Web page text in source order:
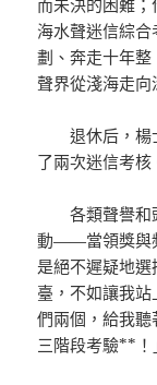
而未決的困難
海水聲迷信綜
劃、奔走十年
聲界從淺海走
退休后，楊
了兩次迷信考核
各類聲譽
動——當領獎與
是絕不遲疑地
臺，不如讓我
們兩個，給我
三階段考驗**！